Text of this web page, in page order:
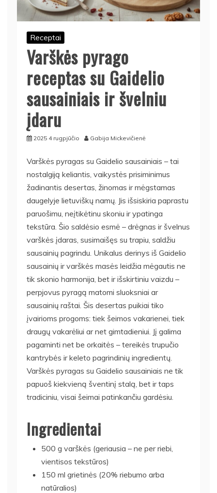
Receptai
Varškės pyrago
receptas su Gaidelio
sausainiais ir švelniu
įdaru
2025 4 rugpjūčio Gabija Mickevičienė
Varškės pyragas su Gaidelio sausainiais – tai
nostalgiją keliantis, vaikystės prisiminimus
žadinantis desertas, žinomas ir mėgstamas
daugelyje lietuviškų namų. Jis išsiskiria paprastu
paruošimu, neįtikėtinu skoniu ir ypatinga
tekstūra. Šio saldėsio esmė – drėgnas ir švelnus
varškės įdaras, susimaišęs su trapiu, saldžiu
sausainių pagrindu. Unikalus derinys iš Gaidelio
sausainių ir varškės masės leidžia mėgautis ne
tik skonio harmonija, bet ir išskirtiniu vaizdu –
perpjovus pyragą matomi sluoksniai ar
sausainių raštai. Šis desertas puikiai tiko
įvairioms progoms: tiek šeimos vakarienei, tiek
draugų vakarėliui ar net gimtadieniui. Jį galima
pagaminti net be orkaitės – tereikės trupučio
kantrybės ir keleto pagrindinių ingredientų.
Varškės pyragas su Gaidelio sausainiais ne tik
papuoš kiekvieną šventinį stalą, bet ir taps
tradiciniu, visai šeimai patinkančiu gardėsiu.
Ingredientai
500 g varškės (geriausia – ne per riebi,
vientisos tekstūros)
150 ml grietinės (20% riebumo arba
natūralios)